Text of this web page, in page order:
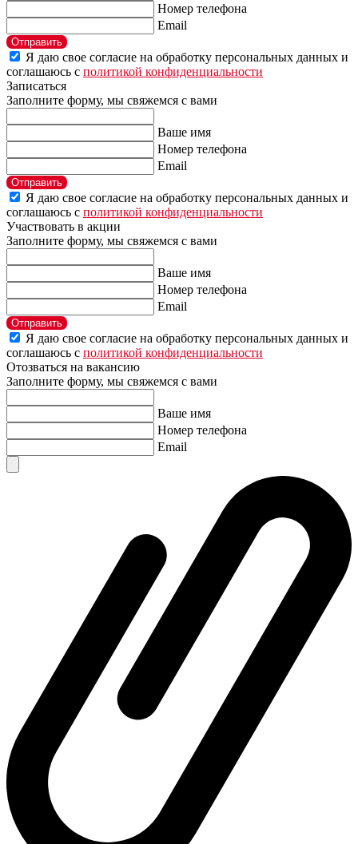
Номер телефона
Email
Отправить
Я даю свое согласие на обработку персональных данных и
соглашаюсь с политикой конфиденциальности
Записаться
Заполните форму, мы свяжемся с вами
Ваше имя
Номер телефона
Email
Отправить
Я даю свое согласие на обработку персональных данных и
соглашаюсь с политикой конфиденциальности
Участвовать в акции
Заполните форму, мы свяжемся с вами
Ваше имя
Номер телефона
Email
Отправить
Я даю свое согласие на обработку персональных данных и
соглашаюсь с политикой конфиденциальности
Отозваться на вакансию
Заполните форму, мы свяжемся с вами
Ваше имя
Номер телефона
Email